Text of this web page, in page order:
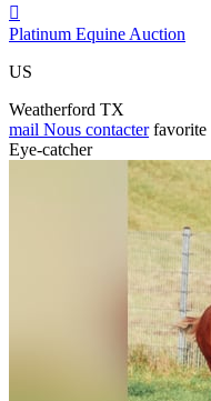

Platinum Equine Auction
US
Weatherford TX
mail Nous contacter favorite
Eye-catcher